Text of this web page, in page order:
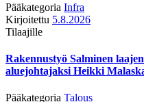
Pääkategoria Infra
Kirjoitettu 5.8.2026
Tilaajille
Rakennustyö Salminen
aluejohtajaksi Heikki
Pääkategoria Talous